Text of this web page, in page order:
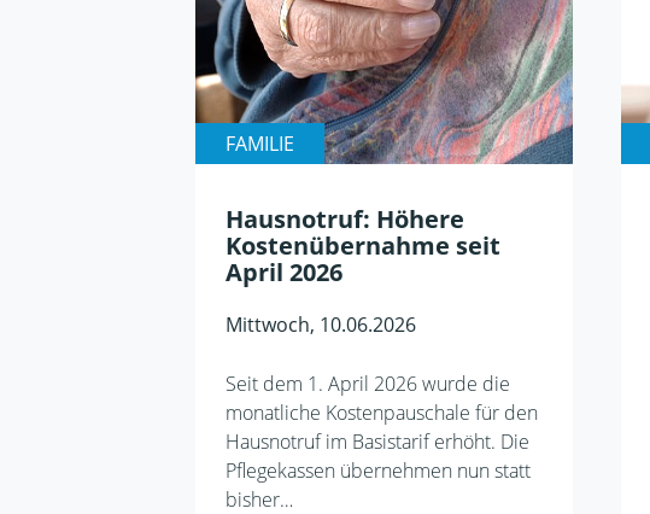
FAMILIE
Hausnotruf: Höhere
Kostenübernahme seit
April 2026
Mittwoch, 10.06.2026
Seit dem 1. April 2026 wurde die
monatliche Kostenpauschale für den
Hausnotruf im Basistarif erhöht. Die
Pflegekassen übernehmen nun statt
bisher…